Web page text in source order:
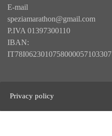
E-mail
speziamarathon@gmail.com
P.IVA 01397300110
IBAN:
IT78I0623010758000057103307
Privacy policy